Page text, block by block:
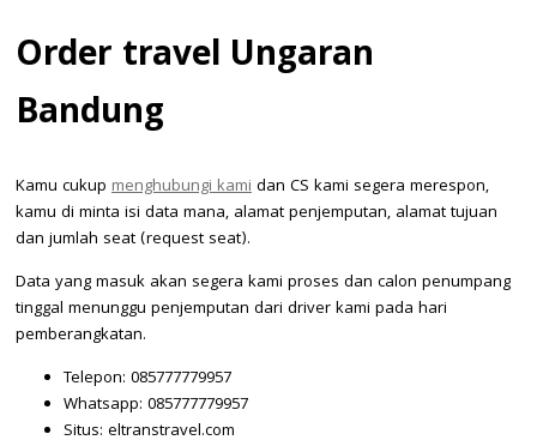
Order travel Ungaran
Bandung
Kamu cukup menghubungi kamidan CS kami segera merespon,
kamu di minta isi data mana, alamat penjemputan, alamat tujuan
dan jumlah seat (request seat).
Data yang masuk akan segera kami proses dan calon penumpang
tinggal menunggu penjemputan dari driver kami pada hari
pemberangkatan.
Telepon: 085777779957
Whatsapp: 085777779957
Situs: eltranstravel.com